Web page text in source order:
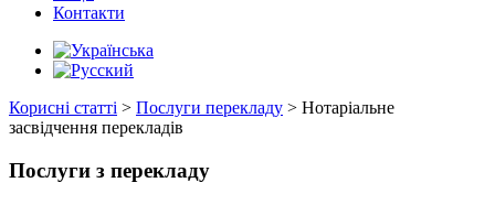
Контакти
Корисні статті > Послуги перекладу > Нотаріальне
засвідчення перекладів
Послуги з перекладу